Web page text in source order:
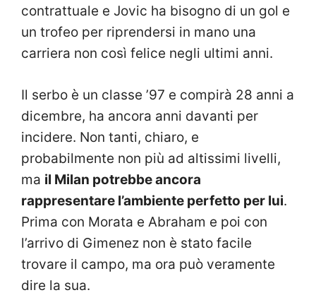
contrattuale e Jovic ha bisogno di un gol e
un trofeo per riprendersi in mano una
carriera non così felice negli ultimi anni.
Il serbo è un classe ’97 e compirà 28 anni a
dicembre, ha ancora anni davanti per
incidere. Non tanti, chiaro, e
probabilmente non più ad altissimi livelli,
ma il Milan potrebbe ancora
rappresentare l’ambiente perfetto per lui.
Prima con Morata e Abraham e poi con
l’arrivo di Gimenez non è stato facile
trovare il campo, ma ora può veramente
dire la sua.